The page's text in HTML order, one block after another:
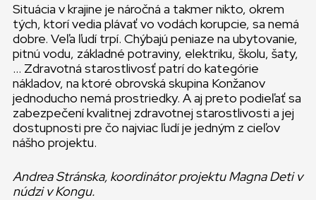
Situácia v krajine je náročná a takmer nikto, okrem
tých, ktorí vedia plávať vo vodách korupcie, sa nemá
dobre. Veľa ľudí trpí. Chýbajú peniaze na ubytovanie,
pitnú vodu, základné potraviny, elektriku, školu, šaty,
… Zdravotná starostlivosť patrí do kategórie
nákladov, na ktoré obrovská skupina Konžanov
jednoducho nemá prostriedky. A aj preto podieľať sa
zabezpečení kvalitnej zdravotnej starostlivosti a jej
dostupnosti pre čo najviac ľudí je jedným z cieľov
nášho projektu.
Andrea Stránska, koordinátor projektu Magna Deti v
núdzi v Kongu.